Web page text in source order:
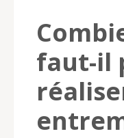
faut-il